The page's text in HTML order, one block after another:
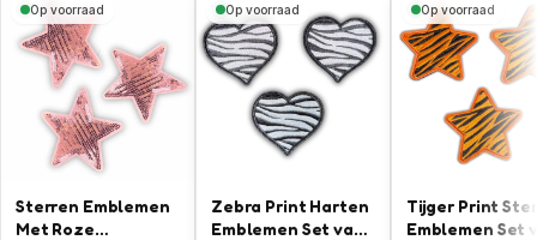
Op voorraad
Sterren Emblemen
Met Roze
Op voorraad
Zebra Print Harten
Emblemen Set van
Op voorraad
Tijger Print
Emblemen Set